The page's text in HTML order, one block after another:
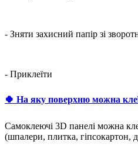
- Зняти захисний папір зі
- Приклеїти
🍀 На яку поверхню можна
Самоклеючі 3D панелі можна
(шпалери, плитка, гіпсокартон,